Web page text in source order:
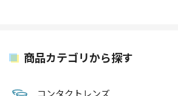
商品カテゴリから探す
コンタクトレンズ